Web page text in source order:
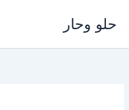
المحتوى
حلو وحار